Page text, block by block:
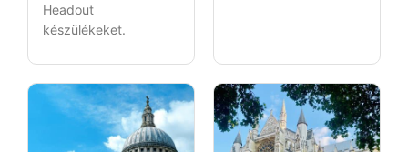
Headout
készülékeket.